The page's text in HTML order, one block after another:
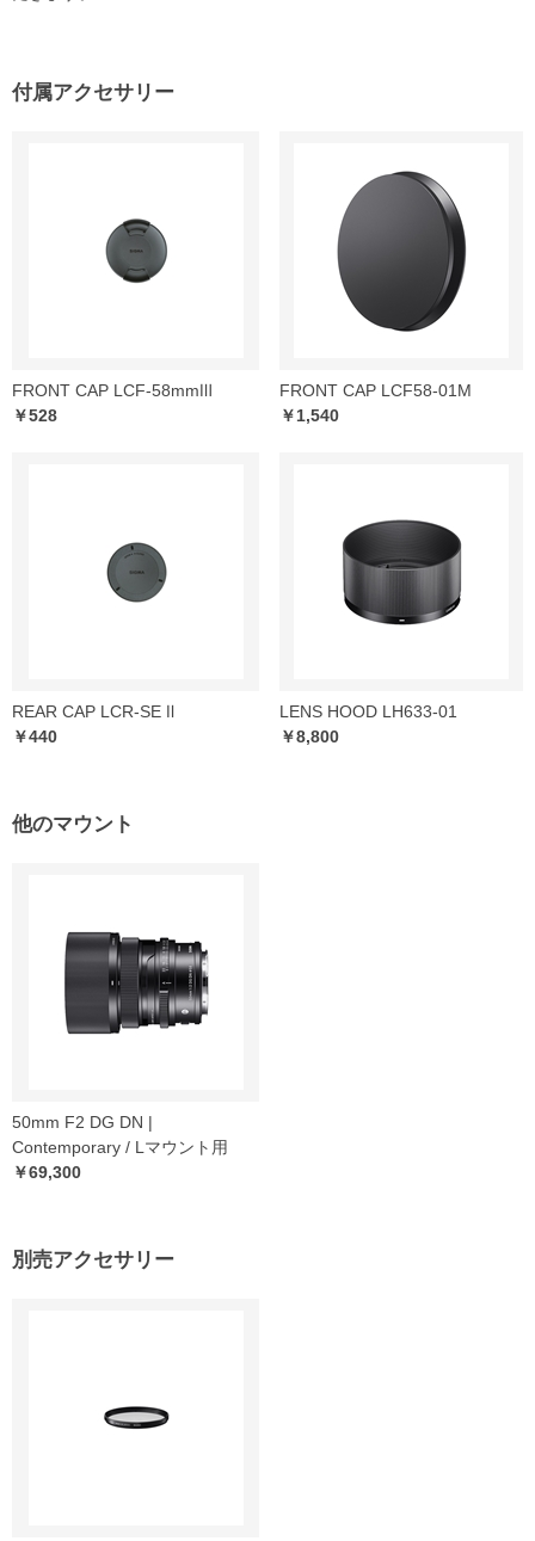
付属アクセサリー
FRONT CAP LCF-58mmⅢ
￥528
FRONT CAP LCF58-01M
￥1,540
REAR CAP LCR-SE Ⅱ
￥440
LENS HOOD LH633-01
￥8,800
他のマウント
50mm F2 DG DN |
Contemporary / Lマウント用
￥69,300
別売アクセサリー